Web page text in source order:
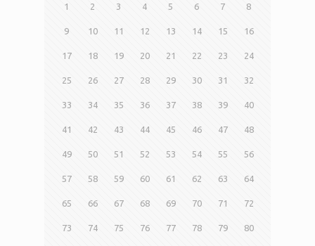
1 2 3 4 5 6 7 8
9 10 11 12 13 14 15 16
17 18 19 20 21 22 23 24
25 26 27 28 29 30 31 32
33 34 35 36 37 38 39 40
41 42 43 44 45 46 47 48
49 50 51 52 53 54 55 56
57 58 59 60 61 62 63 64
65 66 67 68 69 70 71 72
73 74 75 76 77 78 79 80